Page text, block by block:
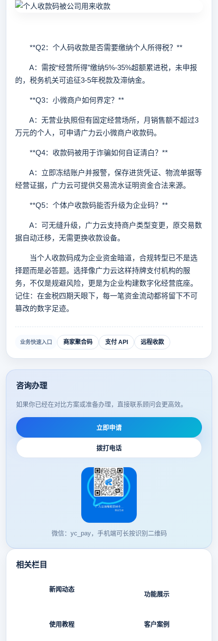
**Q2：个人码收款是否需要缴纳个人所得税？**
A：需按“经营所得”缴纳5%-35%超额累进税，未申报
的，税务机关可追征3-5年税款及滞纳金。
**Q3：小微商户如何界定？**
A：无营业执照但有固定经营场所，月销售额不超过3
万元的个人，可申请广力云小微商户收款码。
**Q4：收款码被用于诈骗如何自证清白？**
A：立即冻结账户并报警，保存进货凭证、物流单据等
经营证据，广力云可提供交易流水证明资金合法来源。
**Q5：个体户收款码能否升级为企业码？**
A：可无缝升级，广力云支持商户类型变更，原交易数
据自动迁移，无需更换收款设备。
当个人收款码成为企业资金暗道，合规转型已不是选
择题而是必答题。选择像广力云这样持牌支付机构的服
务，不仅是规避风险，更是为企业构建数字化经营底座。
记住：在金税四期天眼下，每一笔资金流动都将留下不可
篡改的数字足迹。
业务快速入口 商家聚合码 支付 API 远程收款
咨询办理
如果你已经在对比方案或准备办理，直接联系顾问会更高效。
立即申请
拨打电话
微信：yc_pay，手机端可长按识别二维码
相关栏目
新闻动态
功能展示
使用教程 客户案例